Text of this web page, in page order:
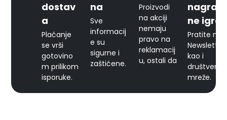
dostav
a
Plaćanje
se vrši
gotovino
m prilikom
isporuke.
na
Sve
informacij
e su
sigurne i
zaštićene.
Proizvodi
na akciji
nemaju
pravo na
reklamacij
u, ostali da
nagrad
ne igre
Pratite naš
Newsletter
kao i
društvene
mreže.